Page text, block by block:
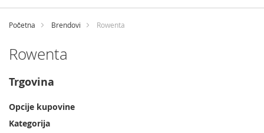
na
Početna Brendovi Rowenta
Rowenta
Trgovina
Opcije kupovine
Kategorija